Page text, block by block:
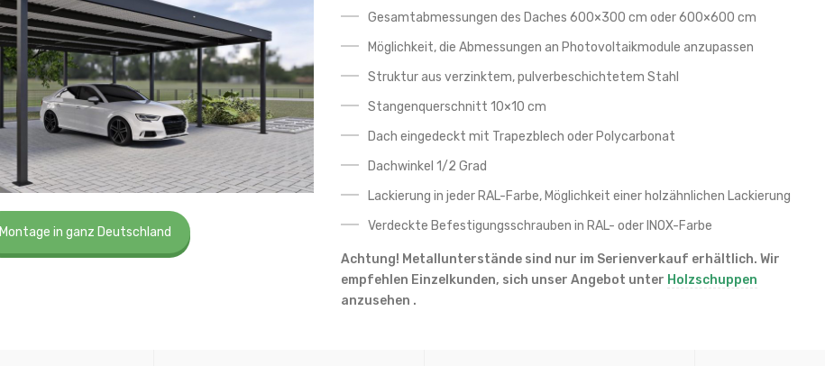
Montage in ganz Deutschland
Gesamtabmessungen des Daches 600×300 cm oder 600×600 cm
Möglichkeit, die Abmessungen an Photovoltaikmodule anzupassen
Struktur aus verzinktem, pulverbeschichtetem Stahl
Stangenquerschnitt 10×10 cm
Dach eingedeckt mit Trapezblech oder Polycarbonat
Dachwinkel 1/2 Grad
Lackierung in jeder RAL-Farbe, Möglichkeit einer holzähnlichen Lackierung
Verdeckte Befestigungsschrauben in RAL- oder INOX-Farbe
Achtung! Metallunterstände sind nur im Serienverkauf erhältlich. Wir
empfehlen Einzelkunden, sich unser Angebot unter Holzschuppen
anzusehen .